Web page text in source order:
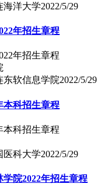
海洋大学2022/5/29
年招生章程
年招生章程
东软信息学院2022/5/29
本科招生章程
本科招生章程
医科大学2022/5/29
院2022年招生章程